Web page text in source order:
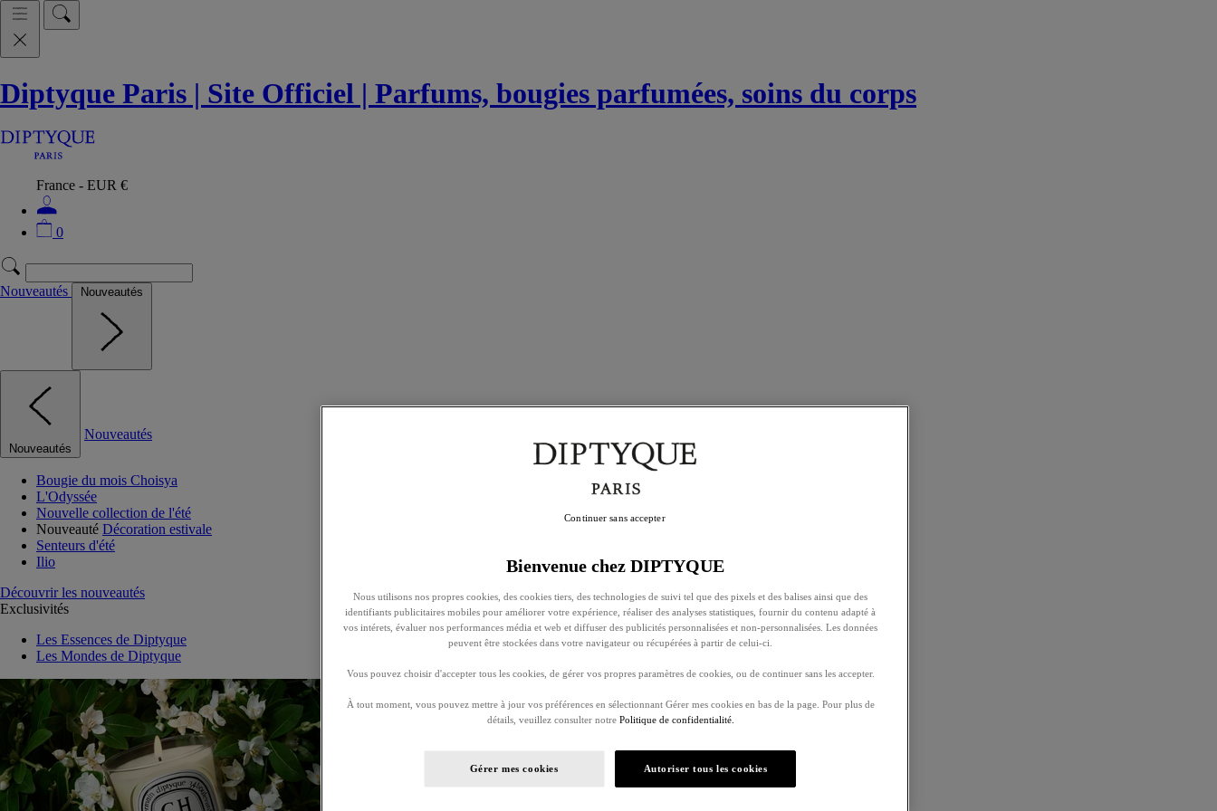
Diptyque Paris | Site Officiel | Parfums, bougies parfumées, soins du corps
France - EUR €
0
Nouveautés Nouveautés
Nouveautés
Nouveautés
Bougie du mois Choisya
L'Odyssée
Nouvelle collection de l'été
Nouveauté Décoration estivale
Senteurs d'été
Ilio
Découvrir les nouveautés
Exclusivités
Les Essences de Diptyque
Les Mondes de Diptyque
Bienvenue chez DIPTYQUE
Nous utilisons nos propres cookies, des cookies tiers, des technologies de suivi tel que des pixels et des balises ainsi que des
identifiants publicitaires mobiles pour améliorer votre expérience, réaliser des analyses statistiques, fournir du contenu adapté à
vos intérets, évaluer nos performances média et web et diffuser des publicités personnalisées et non-personnalisées. Les données
peuvent être stockées dans votre navigateur ou récupérées à partir de celui-ci.
Vous pouvez choisir d'accepter tous les cookies, de gérer vos propres paramètres de cookies, ou de continuer sans les accepter.
À tout moment, vous pouvez mettre à jour vos préférences en sélectionnant Gérer mes cookies en bas de la page. Pour plus de
détails, veuillez consulter notre Politique de confidentialité.
Gérer mes cookies Autoriser tous les cookies
Continuer sans accepter